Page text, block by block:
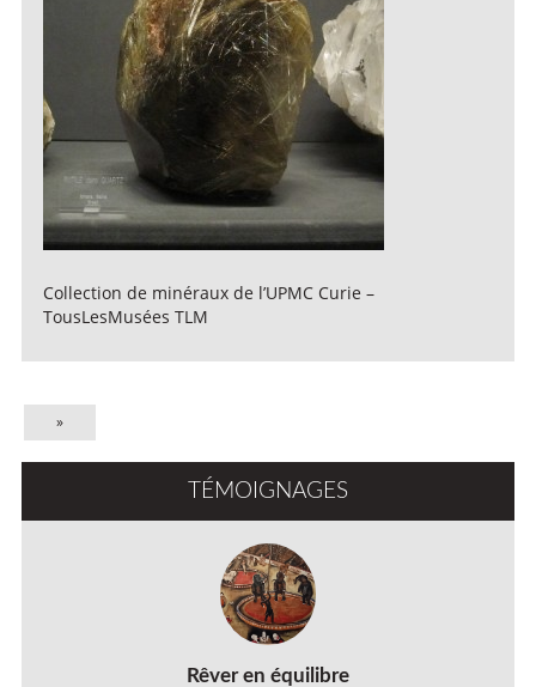
Collection de minéraux de l’UPMC Curie –
TousLesMusées TLM
»
TÉMOIGNAGES
Rêver en équilibre